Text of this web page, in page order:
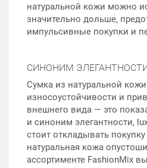
натуральной кожи можно
значительно дольше,
импульсивные покупки и
СИНОНИМ
Сумка из натуральной
износоустойчивости и
внешнего вида — это
и синоним элегантности,
стоит откладывать покупку
натуральная кожа
ассортименте FashionMix